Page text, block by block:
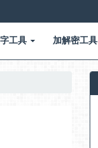
工具 加解密工具